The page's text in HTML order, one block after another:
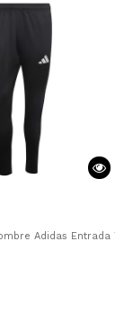
- VioletaAdidas Entrada